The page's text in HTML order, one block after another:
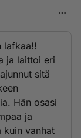
lafkaa!!
ja laittoi eri
sitä
Hän osasi
ja
kuin vanhat